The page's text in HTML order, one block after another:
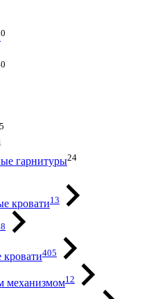
0
гарнитуры24
кровати13
кровати405
механизмом12